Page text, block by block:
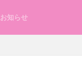
お知らせ